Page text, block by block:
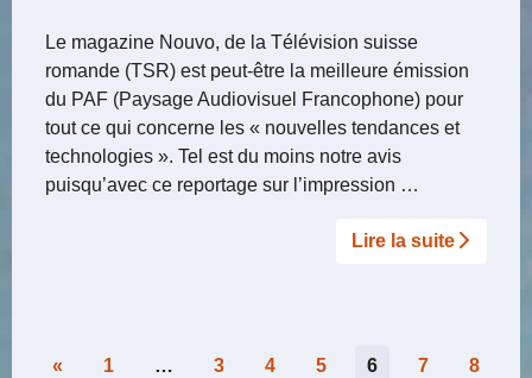
Le magazine Nouvo, de la Télévision suisse
romande (TSR) est peut-être la meilleure émission
du PAF (Paysage Audiovisuel Francophone) pour
tout ce qui concerne les « nouvelles tendances et
technologies ». Tel est du moins notre avis
puisqu’avec ce reportage sur l’impression …
Lire la suite­­
Pagination
« 1 … 3 4 5 6 7 8